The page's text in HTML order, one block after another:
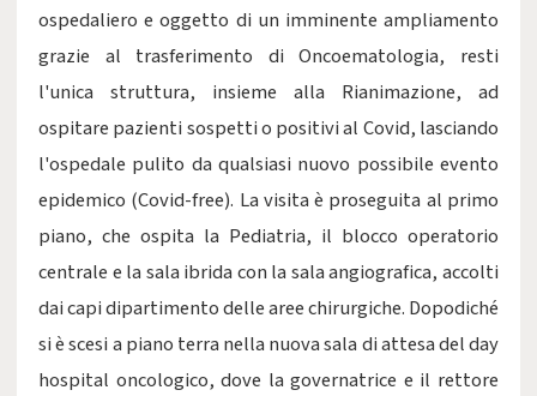
ospedaliero e oggetto di un imminente ampliamento
grazie al trasferimento di Oncoematologia, resti
l'unica struttura, insieme alla Rianimazione, ad
ospitare pazienti sospetti o positivi al Covid, lasciando
l'ospedale pulito da qualsiasi nuovo possibile evento
epidemico (Covid-free). La visita è proseguita al primo
piano, che ospita la Pediatria, il blocco operatorio
centrale e la sala ibrida con la sala angiografica, accolti
dai capi dipartimento delle aree chirurgiche. Dopodiché
si è scesi a piano terra nella nuova sala di attesa del day
hospital oncologico, dove la governatrice e il rettore